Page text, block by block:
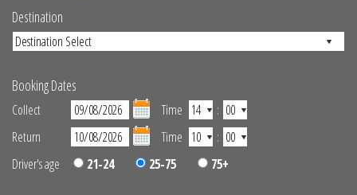
Destination
Booking Dates
Collect Time
:
Return
Time
:
Driver's age
21-24 25-75 75+